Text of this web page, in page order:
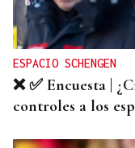
ESPACIO SCHENGEN
❌ ✅ Encuesta |
controles a los